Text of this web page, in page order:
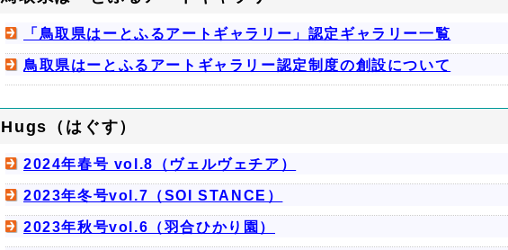
「鳥取県はーとふるアートギャラリー」認定ギャラリー一覧
鳥取県はーとふるアートギャラリー認定制度の創設について
Hugs（はぐす）
2024年春号 vol.8（ヴェルヴェチア）
2023年冬号vol.7（SOI STANCE）
2023年秋号vol.6（羽合ひかり園）